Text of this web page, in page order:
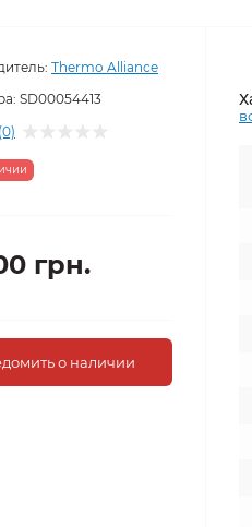
Thermo Alliance
SD00054413
(0)
грн.
о наличии